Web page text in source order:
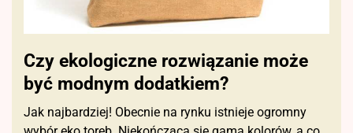
Czy ekologiczne rozwiązanie może
być modnym dodatkiem?
Jak najbardziej! Obecnie na rynku istnieje ogromny